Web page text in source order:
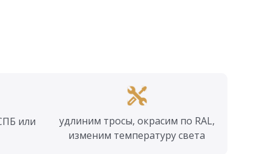
или
удлиним тросы, окрасим по RAL,
изменим температуру света